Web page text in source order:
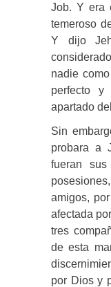
Job. Y era
temeroso
Y dijo
nadie
perfecto
apartado
Sin
probara a
fueran
amigos,
afectada
tres
de esta
por Dios y